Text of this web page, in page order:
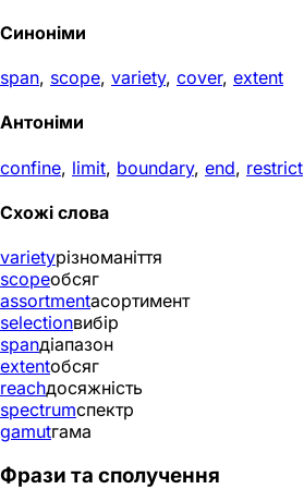
Синоніми
span, scope, variety, cover, extent
Антоніми
confine, limit, boundary, end, restrict
Схожі слова
varietyрізноманіття
scopeобсяг
assortmentасортимент
selectionвибір
spanдіапазон
extentобсяг
reachдосяжність
spectrumспектр
gamutгама
Фрази та сполучення